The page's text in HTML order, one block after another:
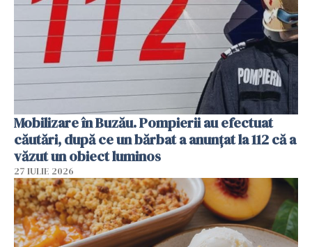
Mobilizare în Buzău. Pompierii au efectuat
căutări, după ce un bărbat a anunțat la 112 că a
văzut un obiect luminos
27 IULIE 2026